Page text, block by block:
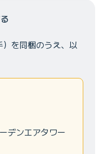
）を同梱のうえ、以
デンエアタワー